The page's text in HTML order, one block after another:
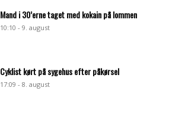
Mand i 30’erne taget med kokain på lommen
10:10 - 9. august
Cyklist kørt på sygehus efter påkørsel
17:09 - 8. august